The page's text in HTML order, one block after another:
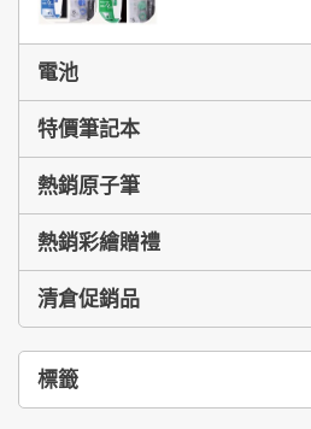
電池
特價筆記本
熱銷原子筆
熱銷彩繪贈禮
清倉促銷品
標籤